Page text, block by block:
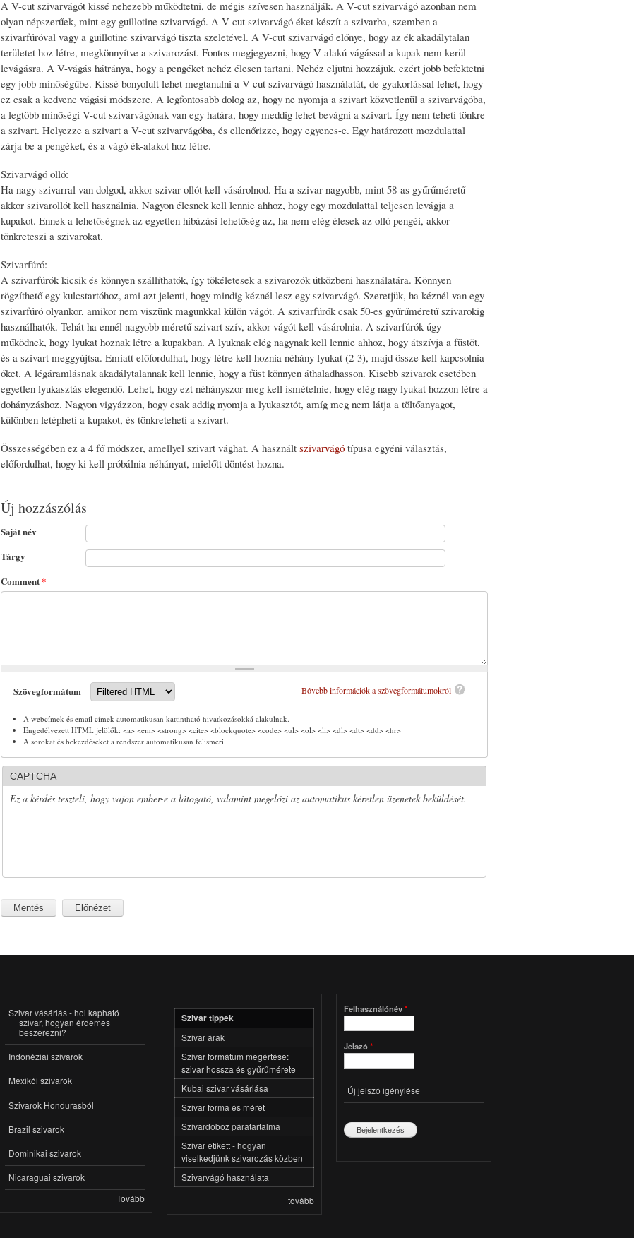
A V-cut szivarvágót kissé nehezebb működtetni, de mégis szívesen használják. A V-cut szivarvágó azonban nem
olyan népszerűek, mint egy guillotine szivarvágó. A V-cut szivarvágó éket készít a szivarba, szemben a
szivarfúróval vagy a guillotine szivarvágó tiszta szeletével. A V-cut szivarvágó előnye, hogy az ék akadálytalan
területet hoz létre, megkönnyítve a szivarozást. Fontos megjegyezni, hogy V-alakú vágással a kupak nem kerül
levágásra. A V-vágás hátránya, hogy a pengéket nehéz élesen tartani. Nehéz eljutni hozzájuk, ezért jobb befektetni
egy jobb minőségűbe. Kissé bonyolult lehet megtanulni a V-cut szivarvágó használatát, de gyakorlással lehet, hogy
ez csak a kedvenc vágási módszere. A legfontosabb dolog az, hogy ne nyomja a szivart közvetlenül a szivarvágóba,
a legtöbb minőségi V-cut szivarvágónak van egy határa, hogy meddig lehet bevágni a szivart. Így nem teheti tönkre
a szivart. Helyezze a szivart a V-cut szivarvágóba, és ellenőrizze, hogy egyenes-e. Egy határozott mozdulattal
zárja be a pengéket, és a vágó ék-alakot hoz létre.
Szivarvágó olló:
Ha nagy szivarral van dolgod, akkor szivar ollót kell vásárolnod. Ha a szivar nagyobb, mint 58-as gyűrűméretű
akkor szivarollót kell használnia. Nagyon élesnek kell lennie ahhoz, hogy egy mozdulattal teljesen levágja a
kupakot. Ennek a lehetőségnek az egyetlen hibázási lehetőség az, ha nem elég élesek az olló pengéi, akkor
tönkreteszi a szivarokat.
Szivarfúró:
A szivarfúrók kicsik és könnyen szállíthatók, így tökéletesek a szivarozók útközbeni használatára. Könnyen
rögzíthető egy kulcstartóhoz, ami azt jelenti, hogy mindig kéznél lesz egy szivarvágó. Szeretjük, ha kéznél van egy
szivarfúró olyankor, amikor nem viszünk magunkkal külön vágót. A szivarfúrók csak 50-es gyűrűméretű szivarokig
használhatók. Tehát ha ennél nagyobb méretű szivart szív, akkor vágót kell vásárolnia. A szivarfúrók úgy
működnek, hogy lyukat hoznak létre a kupakban. A lyuknak elég nagynak kell lennie ahhoz, hogy átszívja a füstöt,
és a szivart meggyújtsa. Emiatt előfordulhat, hogy létre kell hoznia néhány lyukat (2-3), majd össze kell kapcsolnia
őket. A légáramlásnak akadálytalannak kell lennie, hogy a füst könnyen áthaladhasson. Kisebb szivarok esetében
egyetlen lyukasztás elegendő. Lehet, hogy ezt néhányszor meg kell ismételnie, hogy elég nagy lyukat hozzon létre a
dohányzáshoz. Nagyon vigyázzon, hogy csak addig nyomja a lyukasztót, amíg meg nem látja a töltőanyagot,
különben letépheti a kupakot, és tönkreteheti a szivart.
Összességében ez a 4 fő módszer, amellyel szivart vághat. A használt szivarvágó típusa egyéni választás,
előfordulhat, hogy ki kell próbálnia néhányat, mielőtt döntést hozna.
Új hozzászólás
Saját név
Tárgy
Comment*
Bővebb információk a szövegformátumokról
Szövegformátum
A webcímek és email címek automatikusan kattintható hivatkozásokká alakulnak.
Engedélyezett HTML jelölők: <a> <em> <strong> <cite> <blockquote> <code> <ul> <ol> <li> <dl> <dt> <dd> <hr>
A sorokat és bekezdéseket a rendszer automatikusan felismeri.
CAPTCHA
Ez a kérdés teszteli, hogy vajon ember-e a látogató, valamint megelőzi az automatikus kéretlen üzenetek beküldését.
Szivar vásárlás - hol kapható
szivar, hogyan érdemes
beszerezni?
Indonéziai szivarok
Mexikói szivarok
Szivarok Hondurasból
Brazil szivarok
Dominikai szivarok
Nicaraguai szivarok
Tovább
Szivar tippek
Szivar árak
Szivar formátum megértése:
szivar hossza és gyűrűmérete
Kubai szivar vásárlása
Szivar forma és méret
Szivardoboz páratartalma
Szivar etikett - hogyan
viselkedjünk szivarozás közben
Szivarvágó használata
tovább
Felhasználónév*
Jelszó*
Új jelszó igénylése